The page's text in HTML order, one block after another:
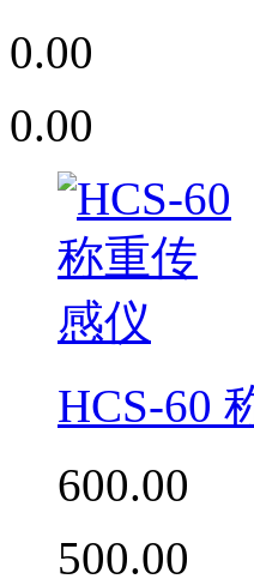
0.00
0.00
HCS-60
600.00
500.00